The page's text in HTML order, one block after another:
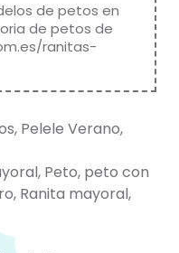
de petos en
de petos de
ranitas-
, Pelele Verano,
, Peto, peto con
, Ranita mayoral,